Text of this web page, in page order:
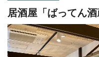
居酒屋「ばってん